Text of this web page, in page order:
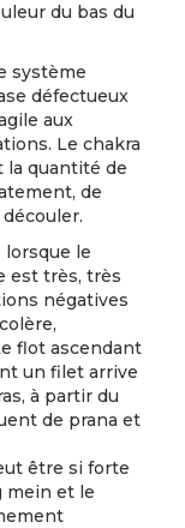
du bas du
système
défectueux
aux
Le chakra
la quantité de
de
le
est très, très
négatives
flot ascendant
un filet arrive
à partir du
de prana et
être si forte
mein et le